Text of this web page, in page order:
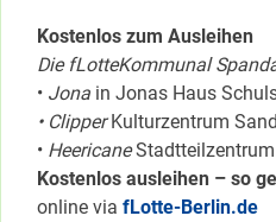
Kostenlos zum Ausleihen
Die fLotteKommunal
• Jona in Jonas Haus
• ClipperKulturzentrum
• Heericane
Kostenlos ausleihen – so
online via fLotte-Berlin.de